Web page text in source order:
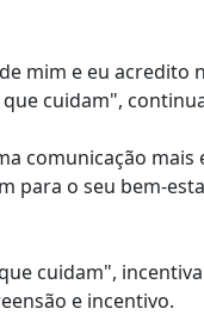
mim e eu acredito
cuidam",
comunicação
para o seu bem-
cuidam",
e incentivo.